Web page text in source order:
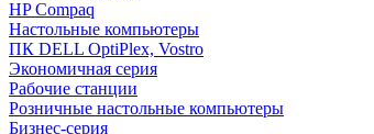
HP Compaq
Настольные компьютеры
ПК DELL OptiPlex, Vostro
Экономичная серия
Рабочие станции
Розничные настольные компьютеры
Бизнес-серия